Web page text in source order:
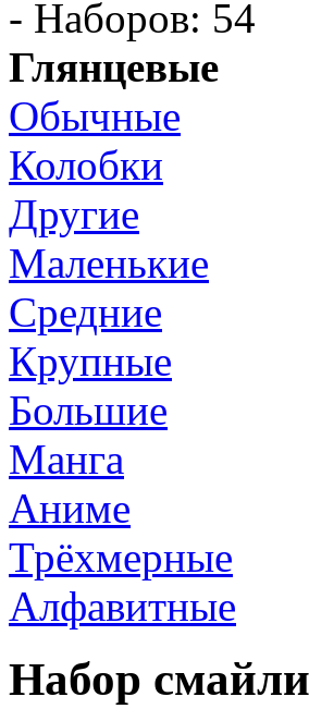
- Наборов: 54
Глянцевые
Обычные
Колобки
Другие
Маленькие
Средние
Крупные
Большие
Манга
Аниме
Трёхмерные
Алфавитные
Набор